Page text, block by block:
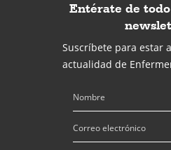
Entérate de
Suscríbete para estar
actualidad de